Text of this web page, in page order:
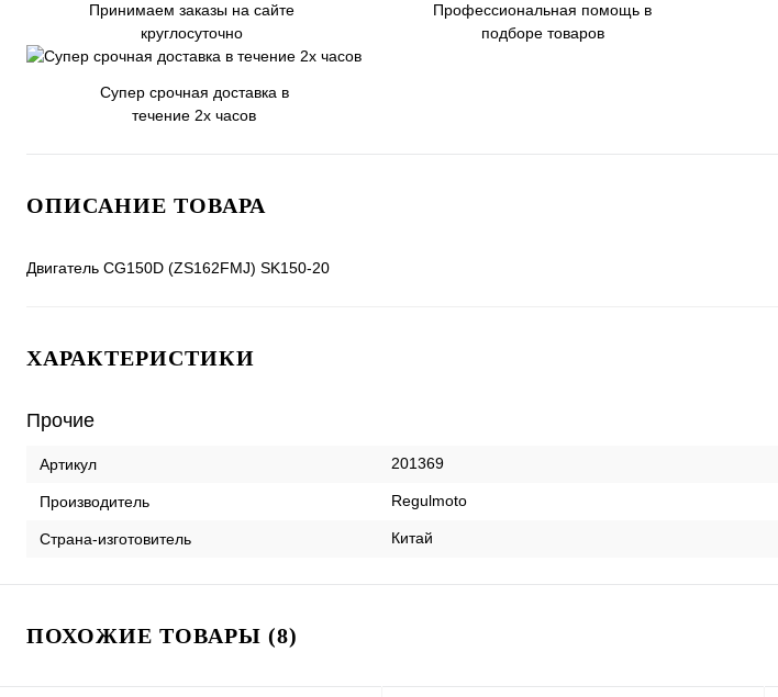
Принимаем заказы на сайте
круглосуточно
Профессиональная помощь в
подборе товаров
Супер срочная доставка в
течение 2х часов
ОПИСАНИЕ ТОВАРА
Двигатель CG150D (ZS162FMJ) SK150-20
ХАРАКТЕРИСТИКИ
Прочие
Артикул 201369
Производитель Regulmoto
Страна-изготовитель Китай
ПОХОЖИЕ ТОВАРЫ (8)